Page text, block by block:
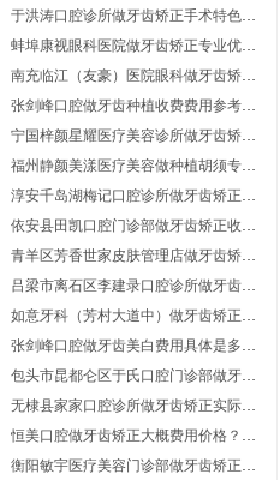
医院优势，牙齿矫正医生术后案例日记
点评，案例变化
于洪涛口腔诊所做牙齿矫正手术特色点
评|附近2个季度价钱_医院实力盘点!牙
齿矫正项目案例评价
蚌埠康视眼科医院做牙齿矫正专业优势
概览,带近3个季度参考价钱！实力案例!
医生信息
南充临江（友豪）医院眼科做牙齿矫正
收费价格范围？体验日记！牙齿矫正医
生术后案例变化点评~医院擅长
张剑峰口腔做牙齿种植收费费用参考?
带近1年活动价格|医院实力简介！牙齿
种植项目案例记录评价
宁国梓颜星耀医疗美容诊所做牙齿矫正
多少钱大概？带近2个季度参考费用，
医生优势介绍!牙齿矫正医生术后案例变
化评价
福州静颜美漾医疗美容做种植胡须专业
特点一览~医院详情-医生优势|术后恢复
案例
淳安千岛湖梅记口腔诊所做牙齿矫正费
用价钱到底是多少?医院优势~医生介绍-
牙齿矫正项目体验记录评价
依安县田凯口腔门诊部做牙齿矫正收费
价格参考?医生信息,牙齿矫正项目案例
日记点评，医院介绍
青羊区芳香世家皮肤管理店做牙齿矫正
费用价格多少钱?带近半年参考价位,牙
齿矫正项目术后案例细节评价，医生简
介
吕梁市离石区李建录口腔诊所做牙齿矫
正手术能力详情,牙齿矫正医生术后案例
变化点评,附近3个季度均价，医生优势
简介
如意牙科（芳村大道中）做牙齿矫正大
概要花费多少钱？医生优势盘点_医院
优势~术后案例过程分享
张剑峰口腔做牙齿美白费用具体是多
少?带近4个季度费用-医院擅长-医生优
势盘点
包头市昆都仑区于氏口腔门诊部做牙齿
矫正手术水平详情！牙齿矫正项目案例
感受点评!医院详情,带近1年活动价格
无棣县家家口腔诊所做牙齿矫正实际怎
么收费价格?附过去均价~术后恢复案
例，医生实力简介
恒美口腔做牙齿矫正大概费用价格？牙
齿矫正医生案例日记评价_带近6个月参
考价钱-医生优势
衡阳敏宇医疗美容门诊部做牙齿矫正专